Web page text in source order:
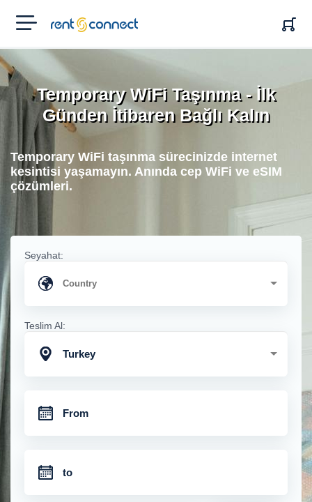
RENT'N
CONNECT
Temporary WiFi Taşınma - İlk
Günden İtibaren Bağlı Kalın
Temporary WiFi taşınma sürecinizde internet
kesintisi yaşamayın. Anında cep WiFi ve eSIM
çözümleri.
Seyahat:
Teslim Al:
Turkey